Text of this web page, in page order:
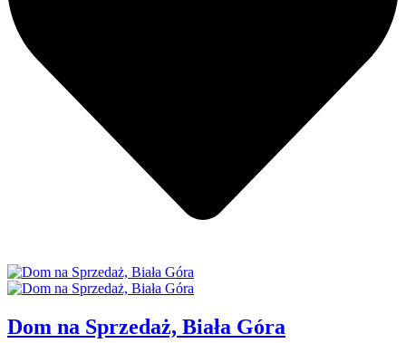
Dom na Sprzedaż, Biała Góra